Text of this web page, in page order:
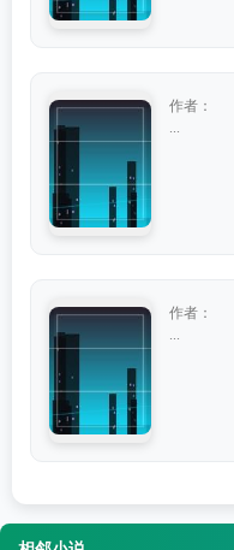
作者：
作者：